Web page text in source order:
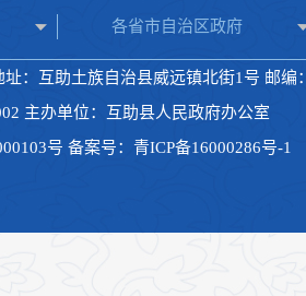
各省市自治区政府
：互助土族自治县威远镇北街1号 邮编
主办单位：互助县人民政府办公室
号 备案号： 青ICP备16000286号-1